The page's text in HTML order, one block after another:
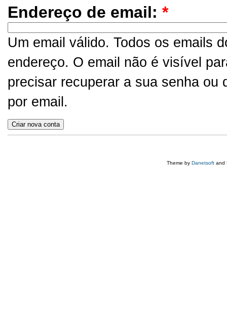
Endereço de email: *
Um email válido. Todos os emails
endereço. O email não é visível
precisar recuperar a sua senha
por email.
Theme by Danetsoft and